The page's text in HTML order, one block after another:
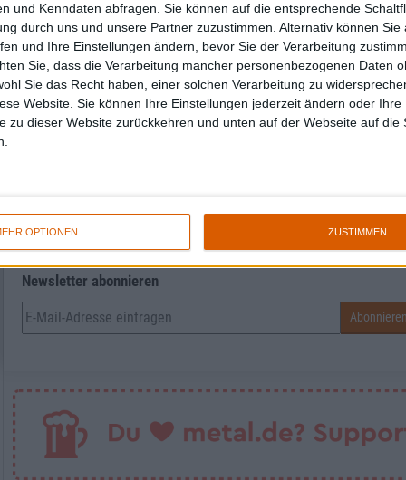
und Kenndaten abfragen. Sie können auf die entsprechende
durch uns und unsere Partner zuzustimmen. Alternativ können Sie
und Ihre Einstellungen ändern, bevor Sie der Verarbeitung
Sie, dass die Verarbeitung mancher personenbezogenen Daten
Sie das Recht haben, einer solchen Verarbeitung zu
Website. Sie können Ihre Einstellungen jederzeit ändern oder Ihre
zu dieser Website zurückkehren und unten auf der Webseite auf die
OPTIONEN ZUSTIMMEN
Zur Startseite
Newsletter abonnieren